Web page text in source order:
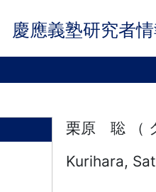
慶應義塾研究者
栗原 聡 （
Kurihara,